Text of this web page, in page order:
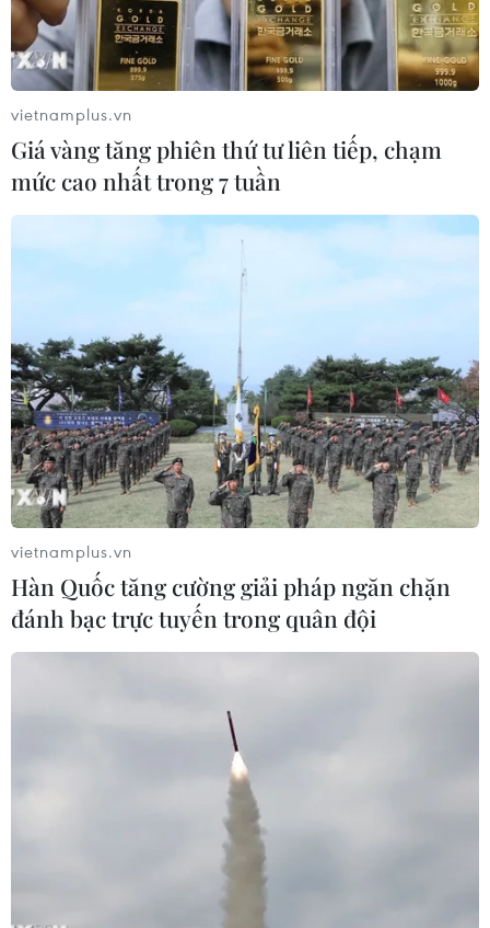
Giao Long. (Ảnh: Huỳnh Phúc Hậu/TTXVN)
vietnamplus.vn
Giá vàng tăng phiên thứ tư liên tiếp, chạm
mức cao nhất trong 7 tuần
vietnamplus.vn
Hàn Quốc tăng cường giải pháp ngăn chặn
đánh bạc trực tuyến trong quân đội